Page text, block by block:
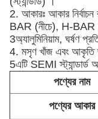
2. আকারঃ আকার
BAR (নীচে), H-BAR
3অ্যালুমিনিয়াম, ঘর্ষণ
4. মসৃণ খাঁজ এবং আকৃতি
5এটি SEMI স্ট্যান্ডার্ড
পণ্যের নাম
পণ্যের আকার